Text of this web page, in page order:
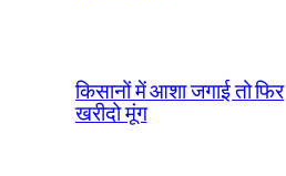
किसानों में आशा जगाई तो फिर
खरीदो मूंग